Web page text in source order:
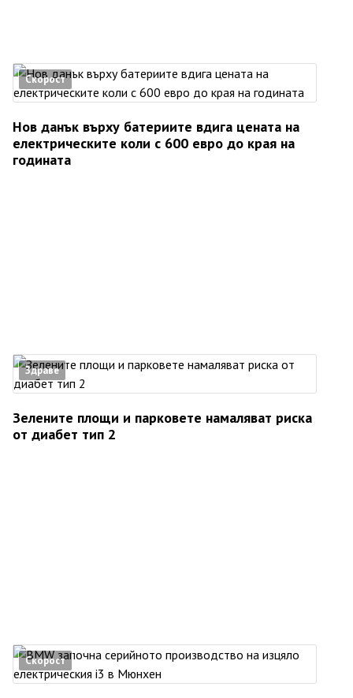
Скорост
Нов данък върху батериите вдига цената на
електрическите коли с 600 евро до края на
годината
Здраве
Зелените площи и парковете намаляват риска
от диабет тип 2
Скорост